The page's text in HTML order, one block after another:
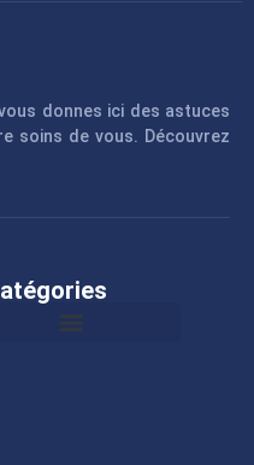
donnes ici des astuces
soins de vous. Découvrez